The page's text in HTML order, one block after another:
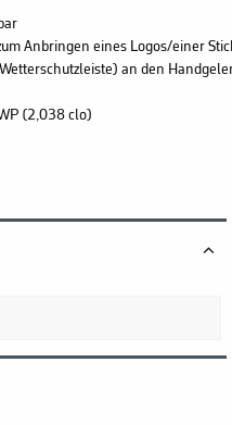
Anbringen eines Logos/einer
an den
(2,038 clo)